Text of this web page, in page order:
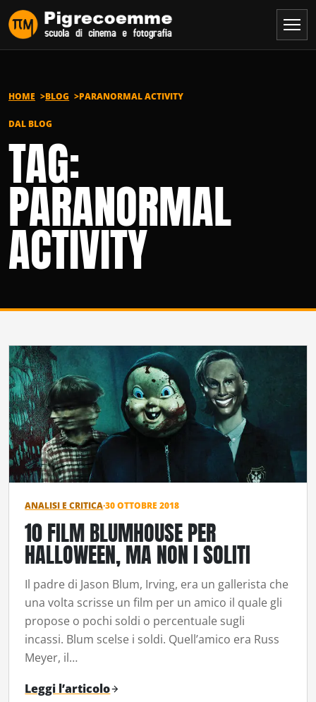
Vai al contenuto
HOME BLOG PARANORMAL ACTIVITY
DAL BLOG
TAG:
PARANORMAL
ACTIVITY
ANALISI E CRITICA·30 OTTOBRE 2018
10 FILM BLUMHOUSE PER
HALLOWEEN, MA NON I SOLITI
Il padre di Jason Blum, Irving, era un gallerista che
una volta scrisse un film per un amico il quale gli
propose o pochi soldi o percentuale sugli
incassi. Blum scelse i soldi. Quell’amico era Russ
Meyer, il…
Leggi l’articolo